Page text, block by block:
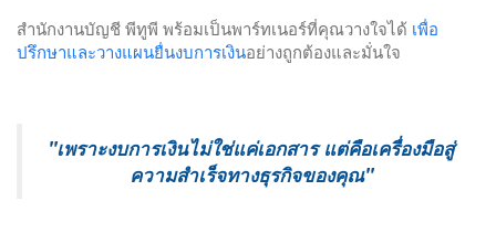
สำนักงานบัญชี พีทูพี พร้อมเป็นพาร์ทเนอร์ที่คุณวางใจได้ เพื่อ
ปรึกษาและวางแผนยื่นงบการเงินอย่างถูกต้องและมั่นใจ
"เพราะงบการเงินไม่ใช่แค่เอกสาร แต่คือเครื่องมือสู่
ความสำเร็จทางธุรกิจของคุณ"
บริการของเรา
รับตรวจสอบบัญชี
รับวางแผนภาษี
รับคัดหนังสือรับรอง